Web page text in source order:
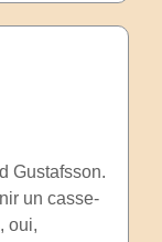
Gustafsson.
un casse-
oui,